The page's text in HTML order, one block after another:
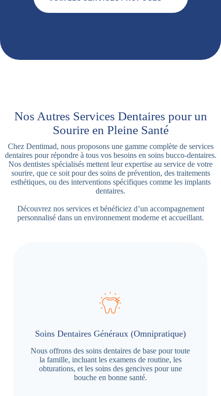
Nos Autres Services Dentaires pour un
Sourire en Pleine Santé
Chez Dentimad, nous proposons une gamme complète de services
dentaires pour répondre à tous vos besoins en soins bucco-dentaires.
Nos dentistes spécialisés mettent leur expertise au service de votre
sourire, que ce soit pour des soins de prévention, des traitements
esthétiques, ou des interventions spécifiques comme les implants
dentaires.
Découvrez nos services et bénéficiez d’un accompagnement
personnalisé dans un environnement moderne et accueillant.
Soins Dentaires Généraux (Omnipratique)
Nous offrons des soins dentaires de base pour toute
la famille, incluant les examens de routine, les
obturations, et les soins des gencives pour une
bouche en bonne santé.